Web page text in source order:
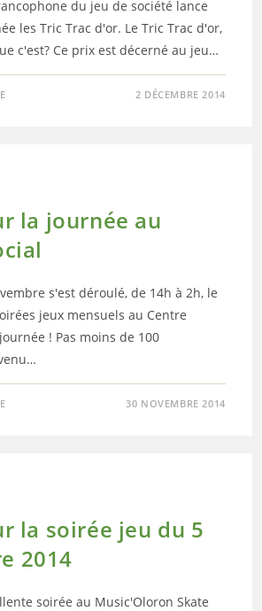
du jeu de société lance
les Tric Trac d'or. Le Tric Trac d'or,
c'est? Ce prix est décerné au jeu…
2 DÉCEMBRE 2014
la journée au
s'est déroulé, de 14h à 2h, le
jeux mensuels au Centre
! Pas moins de 100
30 NOVEMBRE 2014
la soirée jeu du 5
2014
soirée au Music'Oloron Skate